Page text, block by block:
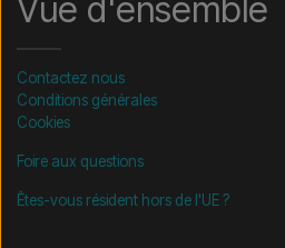
Vue d'ensemble
Contactez nous
Conditions générales
Cookies
Foire aux questions
Êtes-vous résident hors de l'UE ?